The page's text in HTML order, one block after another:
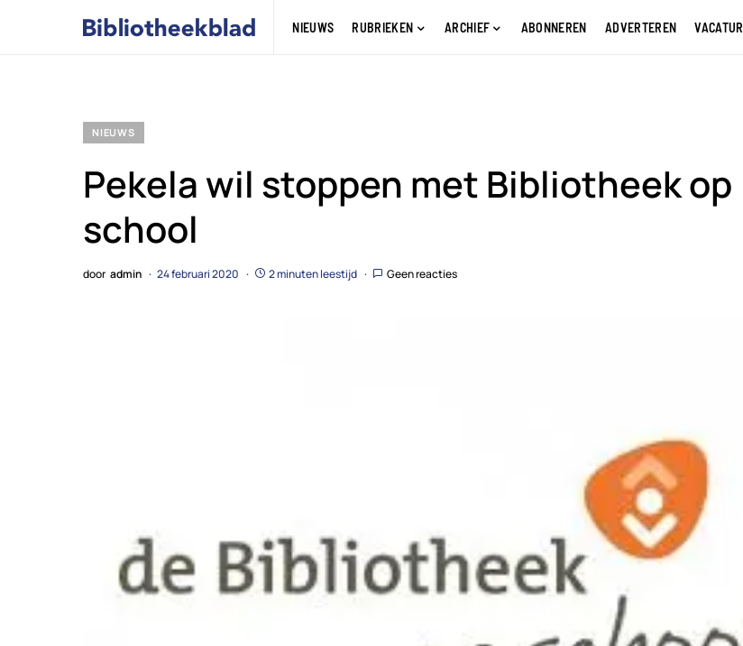
NIEUWS RUBRIEKEN ARCHIEF ABONNEREN ADVERTEREN
NIEUWS
Pekela wil stoppen met Bibliotheek op
school
door admin 24 februari 2020 2 minuten leestijd Geen reacties